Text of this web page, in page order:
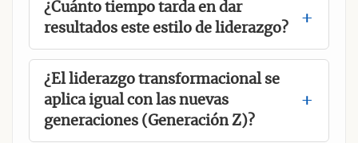
¿Cuánto tiempo tarda en dar
resultados este estilo de liderazgo?
¿El liderazgo transformacional se
aplica igual con las nuevas
generaciones (Generación Z)?